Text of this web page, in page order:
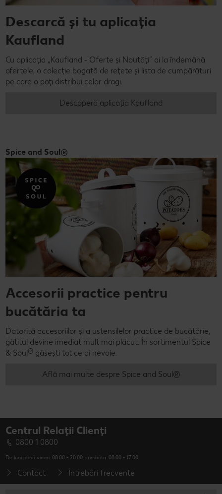
Descarcă și tu aplicația
Kaufland
Cu aplicația „Kaufland - Oferte și Noutăți” ai la îndemână
ofertele, o colecție bogată de rețete și lista de cumpărături
pe care o poți distribui celor dragi.
Descoperă aplicația Kaufland
Spice and Soul®
Accesorii practice pentru
bucătăria ta
Datorită accesoriilor și a ustensilelor practice de bucătărie,
gătitul devine imediat mult mai plăcut. În sortimentul Spice
& Soul® găsești tot ce ai nevoie.
Află mai multe despre Spice and Soul®
Centrul Relații Clienți
0800 1 0800
De luni până vineri: 08:00 - 20:00; sâmbăta: 08:00 - 17:00
Contact Întrebări frecvente